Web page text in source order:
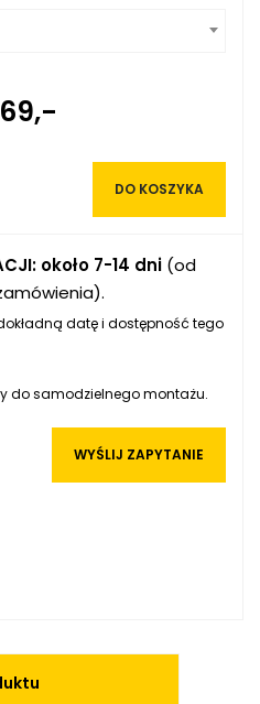
DO KOSZYKA
około 7-14 dni (od
datę i dostępność tego
do samodzielnego montażu.
WYŚLIJ ZAPYTANIE